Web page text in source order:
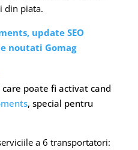
din piata.
update SEO
noutati Gomag
poate fi activat cand
, special pentru
a 6 transportatori: